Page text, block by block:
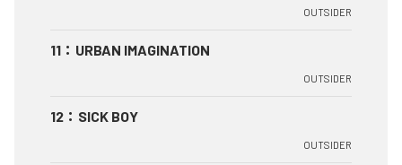
OUTSIDER
11 ： URBAN IMAGINATION
OUTSIDER
12 ： SICK BOY
OUTSIDER